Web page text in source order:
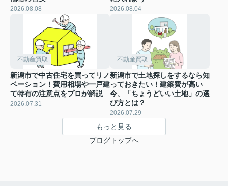
2026.08.08 2026.08.04
不動産買取
新潟市で中古住宅を買ってリノ
ベーション！費用相場や一戸建
て特有の注意点をプロが解説
2026.07.31
不動産買取
新潟市で土地探しをするなら知
っておきたい！建築費が高い
今、「ちょうどいい土地」の選
び方とは？
2026.07.29
もっと見る
ブログトップへ